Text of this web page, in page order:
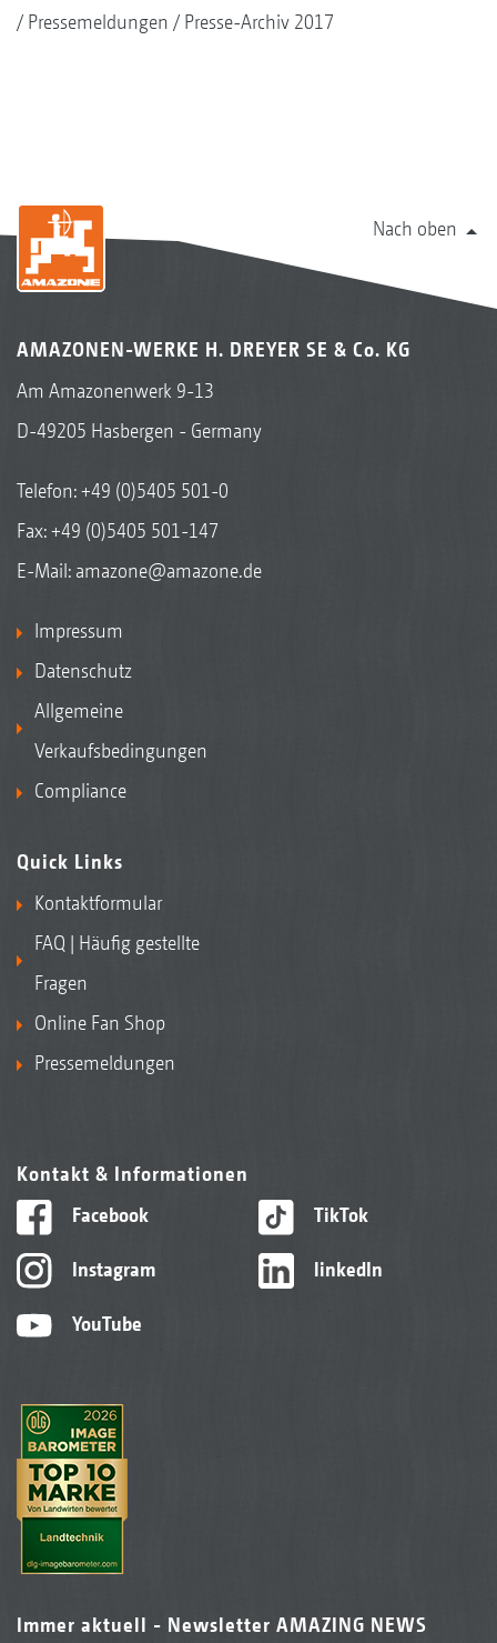
Pressemeldungen
Presse-Archiv 2017
Nach oben
AMAZONEN-WERKE H. DREYER SE & Co. KG
Am Amazonenwerk 9-13
D-49205 Hasbergen - Germany
Telefon:+49 (0)5405 501-0
Fax: +49 (0)5405 501-147
E-Mail: amazone@amazone.de
Impressum
Datenschutz
Allgemeine
Verkaufsbedingungen
Compliance
Quick Links
Kontaktformular
FAQ | Häufig gestellte
Fragen
Online Fan Shop
Pressemeldungen
Kontakt & Informationen
Facebook
Instagram
YouTube
TikTok
linkedIn
Immer aktuell - Newsletter AMAZING NEWS